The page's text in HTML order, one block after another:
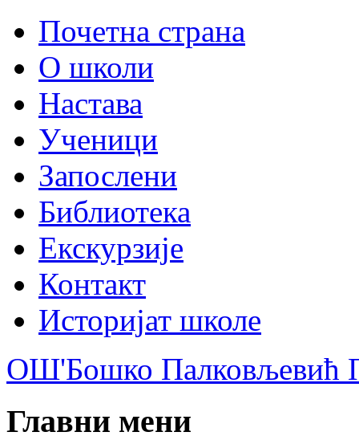
Почетна страна
О школи
Настава
Ученици
Запослени
Библиотека
Екскурзије
Контакт
Историјат школе
ОШ'Бошко Палковљевић
Главни мени